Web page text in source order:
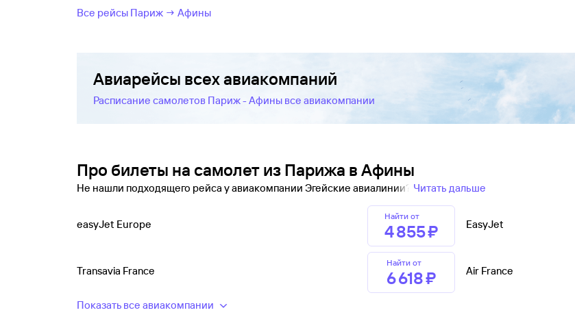
Все рейсы Париж → Афины
Авиарейсы всех авиакомпаний
Расписание самолетов Париж - Афины все авиакомпании
Про билеты на самолет из Парижа в Афины
Не нашли подходящего рейса у авиакомпании Эгейские авиалинии? Читать дальше
easyJet Europe
Найти от
4 ⁠855 ⁠₽ EasyJet
Transavia France
Найти от
6 ⁠618 ⁠₽ Air France
Показать все авиакомпании